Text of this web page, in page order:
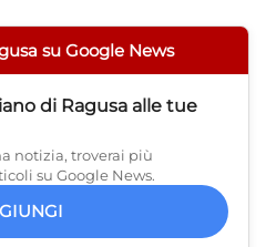
su Google News
di Ragusa alle tue
notizia, troverai più
su Google News.